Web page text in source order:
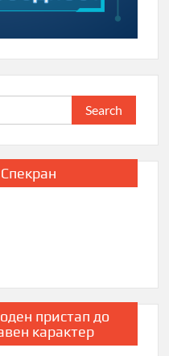
Search
for:
пристап до
карактер